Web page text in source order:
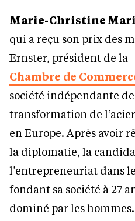
Marie-Christine
qui a reçu son prix des
Ernster, président de la
Chambre de
société indépendante
transformation de
en Europe. Après avoir
la diplomatie, la
l’entrepreneuriat dans
fondant sa société à 27
dominé par les